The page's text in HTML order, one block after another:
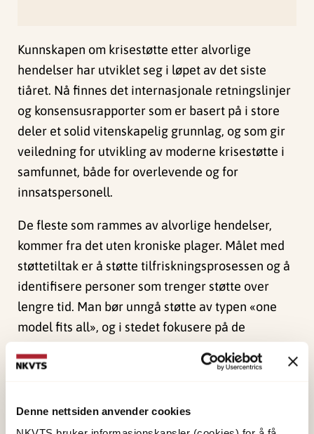
Denne nettsiden anvender cookies
Kunnskapen om krisestøtte etter alvorlige
hendelser har utviklet seg i løpet av det siste
tiåret. Nå finnes det internasjonale retningslinjer
og konsensusrapporter som er basert på i store
deler et solid vitenskapelig grunnlag, og som gir
veiledning for utvikling av moderne krisestøtte i
samfunnet, både for overlevende og for
innsatspersonell.
De fleste som rammes av alvorlige hendelser,
kommer fra det uten kroniske plager. Målet med
støttetiltak er å støtte tilfriskningsprosessen og å
identifisere personer som trenger støtte over
lengre tid. Man bør unngå støtte av typen «one
model fits all», og i stedet fokusere på de
familiene eller gruppene har. Grunnprinsippene
personer med uttalte behov, styrke tilliten til egen
og samfunnets evne, legge til rette for sosial